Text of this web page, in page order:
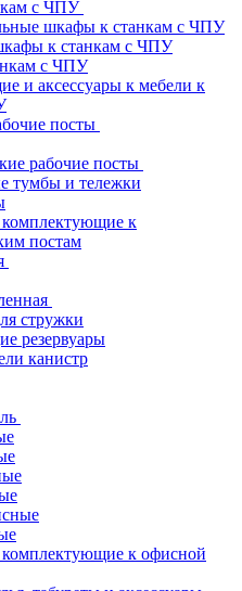
с ЧПУ
шкафы к станкам с ЧПУ
к станкам с ЧПУ
с ЧПУ
и аксессуары к мебели к
посты
рабочие посты
тумбы и тележки
к
постам
стружки
резервуары
канистр
к офисной